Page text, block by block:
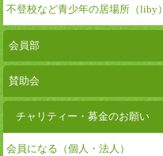
不登校など青少年の居場所（liby）
会員部
賛助会
チャリティー・募金のお願い
会員になる（個人・法人）